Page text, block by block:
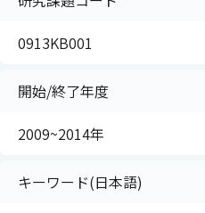
0913KB001
開始/終了年度
2009~2014年
キーワード(日本語)